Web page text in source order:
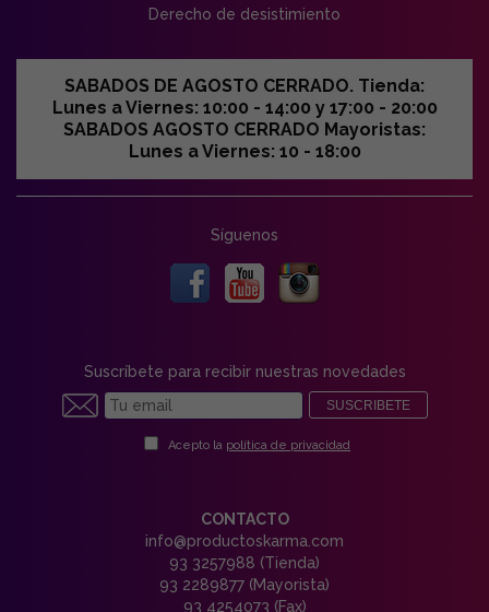
Derecho de desistimiento
SABADOS DE AGOSTO CERRADO. Tienda:
Lunes a Viernes: 10:00 - 14:00 y 17:00 - 20:00
SABADOS AGOSTO CERRADO Mayoristas:
Lunes a Viernes: 10 - 18:00
Síguenos
Suscríbete para recibir nuestras novedades
SUSCRIBETE
Acepto la política de privacidad
CONTACTO
info@productoskarma.com
93 3257988 (Tienda)
93 2289877 (Mayorista)
93 4254073 (Fax)